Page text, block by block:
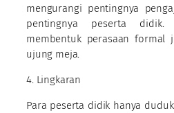
mengurangi pentingnya
pentingnya peserta
membentuk perasaan formal
ujung meja.
4. Lingkaran
Para peserta didik hanya